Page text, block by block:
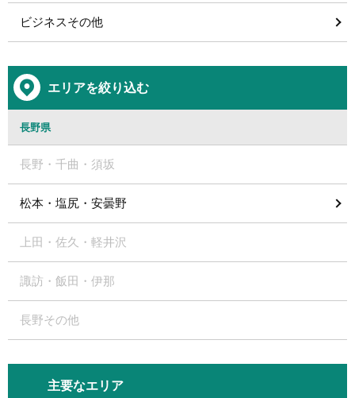
ビジネスその他
エリアを絞り込む
長野県
長野・千曲・須坂
松本・塩尻・安曇野
上田・佐久・軽井沢
諏訪・飯田・伊那
長野その他
主要なエリア